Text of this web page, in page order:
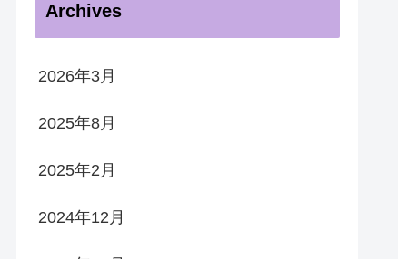
Archives
2026年3月
2025年8月
2025年2月
2024年12月